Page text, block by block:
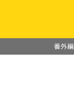
番外編